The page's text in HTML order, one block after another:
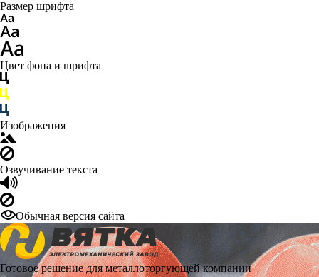
Размер шрифта
Цвет фона и шрифта
Изображения
Озвучивание текста
Обычная версия сайта
Готовое решение для металлоторгующей компании